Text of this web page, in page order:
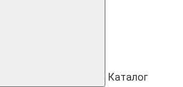
Каталог